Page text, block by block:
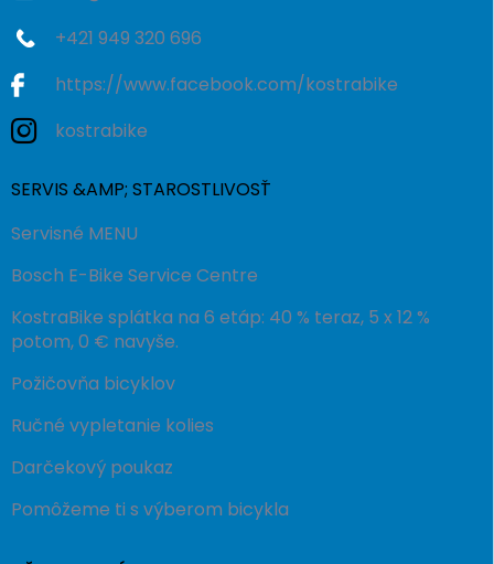
+421 949 320 696
https://www.facebook.com/kostrabike
kostrabike
SERVIS &AMP; STAROSTLIVOSŤ
Servisné MENU
Bosch E-Bike Service Centre
KostraBike splátka na 6 etáp: 40 % teraz, 5 x 12 %
potom, 0 € navyše.
Požičovňa bicyklov
Ručné vypletanie kolies
Darčekový poukaz
Pomôžeme ti s výberom bicykla